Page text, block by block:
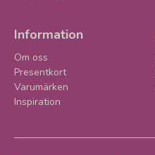
Information
Om oss
Presentkort
Varumärken
Inspiration